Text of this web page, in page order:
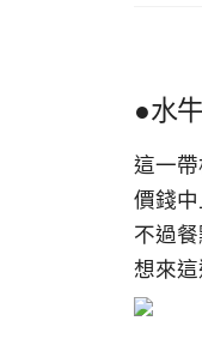
●水
這一
價錢中
不過
想來